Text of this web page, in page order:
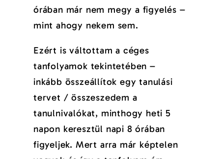
órában már nem megy a figyelés –
mint ahogy nekem sem.
Ezért is váltottam a céges
tanfolyamok tekintetében –
inkább összeállítok egy tanulási
tervet / összeszedem a
tanulnivalókat, minthogy heti 5
napon keresztül napi 8 órában
figyeljek. Mert arra már képtelen